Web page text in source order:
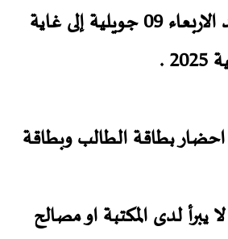
ابتداء من يوم غد الاربعاء 09 جويلية إلى غاية
بطاقة الطالب وبطاقة
لدى المكتبة او مصالح